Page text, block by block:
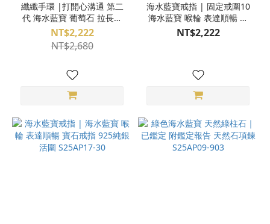
纖纖手環 |打開心溝通 第二
代 海水藍寶 葡萄石 拉長石
白水晶 水晶手環 魔法陣手環
S26E301-02
NT$2,222
NT$2,680
海水藍寶戒指 | 固定戒圍10
海水藍寶 喉輪 表達順暢 寶
石戒指 925純銀 N22-15
NT$2,222